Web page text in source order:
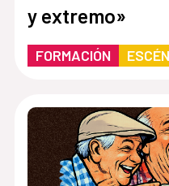
y extremo»
FORMACIÓN